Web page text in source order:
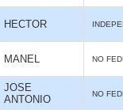
HECTOR
MANEL NO
JOSE
ANTONIO
NO